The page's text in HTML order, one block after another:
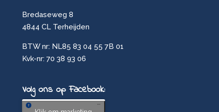
Bredaseweg 8
4844 CL Terheijden
BTW nr: NL85 83 04 55 7B 01
Kvk-nr: 70 38 93 06
Volg ons op Facebook: